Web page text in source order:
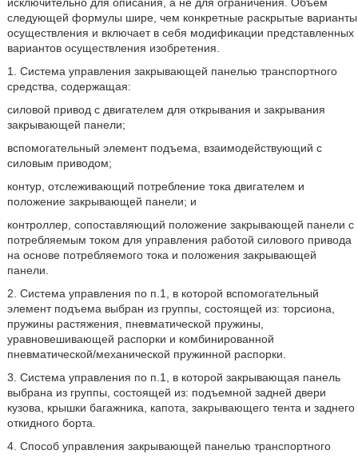
следующей формулы шире, чем конкретные раскрытые варианты
осуществления и включает в себя модификации представленных
вариантов осуществления изобретения.
1. Система управления закрывающей панелью транспортного
средства, содержащая:
силовой привод с двигателем для открывания и закрывания
закрывающей панели;
вспомогательный элемент подъема, взаимодействующий с
силовым приводом;
контур, отслеживающий потребление тока двигателем и
положение закрывающей панели; и
контроллер, сопоставляющий положение закрывающей панели с
потребляемым током для управления работой силового привода
на основе потребляемого тока и положения закрывающей
панели.
2. Система управления по п.1, в которой вспомогательный
элемент подъема выбран из группы, состоящей из: торсиона,
пружины растяжения, пневматической пружины,
уравновешивающей распорки и комбинированной
пневматической/механической пружинной распорки.
3. Система управления по п.1, в которой закрывающая панель
выбрана из группы, состоящей из: подъемной задней двери
кузова, крышки багажника, капота, закрывающего тента и заднего
откидного борта.
4. Способ управления закрывающей панелью транспортного